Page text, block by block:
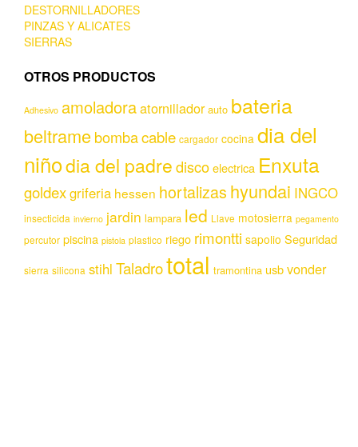
DESTORNILLADORES
PINZAS Y ALICATES
SIERRAS
OTROS PRODUCTOS
Adhesivo amoladoraatornillador auto bateria
beltramebombacable cargador cocina dia del
niñodia del padrediscoelectrica Enxuta
goldexgriferia hessen hortalizas hyundai INGCO
insecticida invierno jardin lampara led Llave motosierra pegamento
percutor piscina pistola plastico riego rimontti sapolio Seguridad
sierra silicona stihl Taladrototal tramontina usbvonder